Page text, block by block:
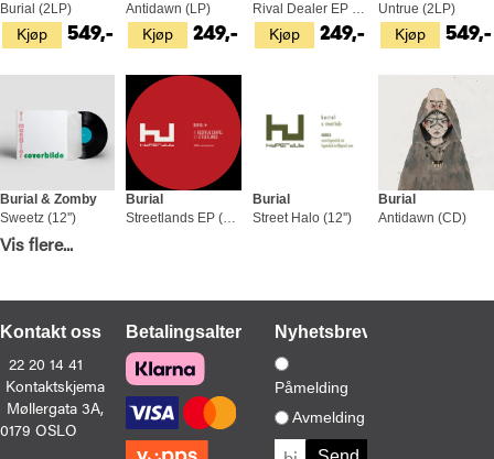
Kjøp
Burial (2LP)
549,- Kjøp
Antidawn (LP)
249,- Kjøp
Rival Dealer EP (12'')
249,- Kjøp
Untrue (2LP)
549,-
Kjøp
Burial & Zomby
Sweetz (12'')
139,-
Burial
Burial
Street Halo (12'')
Burial
Antidawn (CD)
Burial
Vis flere...
Kontakt oss
22 20 14 41
Kontaktskjema
Møllergata 3A,
0179 OSLO
BetalingsalternativerNyhetsbrev
Påmelding
Avmelding